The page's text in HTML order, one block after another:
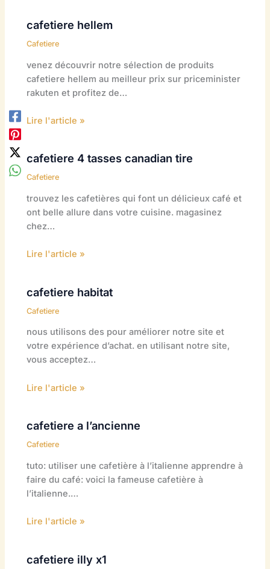
cafetiere hellem
Cafetiere
venez découvrir notre sélection de produits
cafetiere hellem au meilleur prix sur priceminister
rakuten et profitez de…
Lire l'article »
cafetiere 4 tasses canadian tire
Cafetiere
trouvez les cafetières qui font un délicieux café et
ont belle allure dans votre cuisine. magasinez
chez…
Lire l'article »
cafetiere habitat
Cafetiere
nous utilisons des pour améliorer notre site et
votre expérience d’achat. en utilisant notre site,
vous acceptez…
Lire l'article »
cafetiere a l’ancienne
Cafetiere
tuto: utiliser une cafetière à l’italienne apprendre à
faire du café: voici la fameuse cafetière à
l’italienne.…
Lire l'article »
cafetiere illy x1